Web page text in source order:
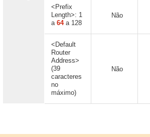
<Prefix
Length>: 1
a 64a 128
Não
<Default
Router
Address>
(39
caracteres
no
máximo)
Não